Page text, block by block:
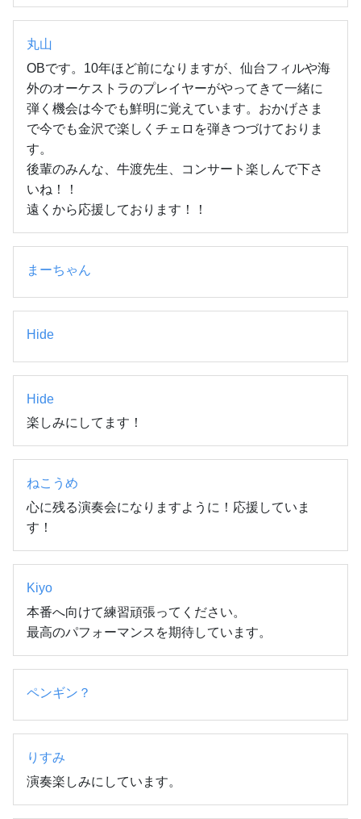
丸山
OBです。10年ほど前になりますが、仙台フィルや海
外のオーケストラのプレイヤーがやってきて一緒に
弾く機会は今でも鮮明に覚えています。おかげさま
で今でも金沢で楽しくチェロを弾きつづけておりま
す。
後輩のみんな、牛渡先生、コンサート楽しんで下さ
いね！！
遠くから応援しております！！
まーちゃん
Hide
Hide
楽しみにしてます！
ねこうめ
心に残る演奏会になりますように！応援していま
す！
Kiyo
本番へ向けて練習頑張ってください。
最高のパフォーマンスを期待しています。
ペンギン？
りすみ
演奏楽しみにしています。